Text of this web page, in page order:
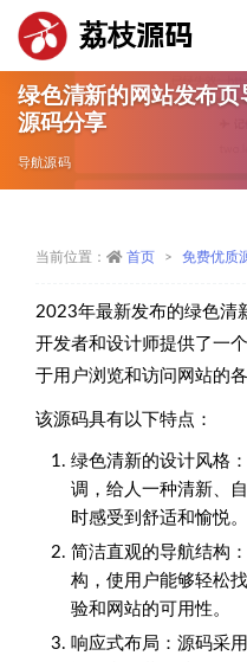
荔枝源码
绿色清新的网站发布
源码分享
导航源码
当前位置： 首页 免费优质
2023年最新发布的绿色清
开发者和设计师提供了一
于用户浏览和访问网站的各
该源码具有以下特点：
绿色清新的设计风格
调，给人一种清新、
时感受到舒适和愉悦。
简洁直观的导航结构
构，使用户能够轻松
验和网站的可用性。
响应式布局：源码采